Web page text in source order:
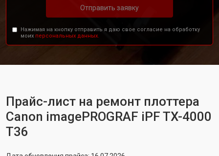
Отправить заявку
Нажимая на кнопку отправить я даю свое согласие на обработку
моих персональных данных.
Прайс-лист на ремонт плоттера
Canon imagePROGRAF iPF TX-4000
T36